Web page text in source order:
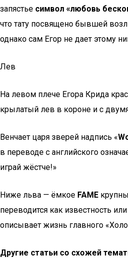
запястье символ «любовь
что тату посвящено бывшей
однако сам Егор не дает этому
Лев
На левом плече Егора Крида
крылатый лев в короне и с
Венчает царя зверей надпись «
в переводе с английского
играй жёстче!»
Ниже льва — ёмкое FAME
переводится как известность
описывает жизнь главного
Другие статьи со схожей